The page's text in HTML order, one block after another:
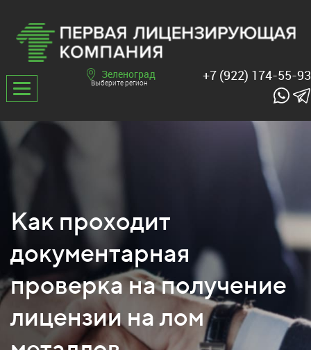
Зеленоград
Выберите регион +7 (922) 174-55-93
Как проходит
документарная
проверка на получение
лицензии на лом